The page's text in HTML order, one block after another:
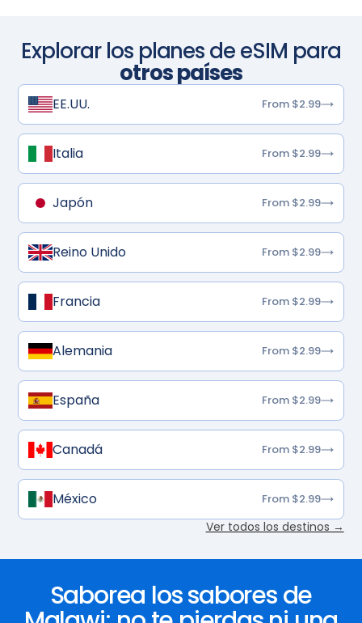
Explorar los planes de eSIM para
otros países
EE.UU. From $2.99
Italia From $2.99
Japón From $2.99
Reino Unido From $2.99
Francia From $2.99
Alemania From $2.99
España From $2.99
Canadá From $2.99
México From $2.99
Ver todos los destinos →
Saborea los sabores de